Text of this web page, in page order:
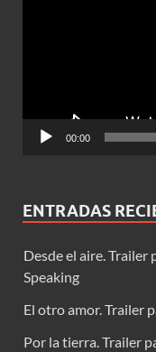
00:00
ENTRADAS
Desde el aire. Trailer
Speaking
El otro amor. Trailer
Por la tierra. Trailer